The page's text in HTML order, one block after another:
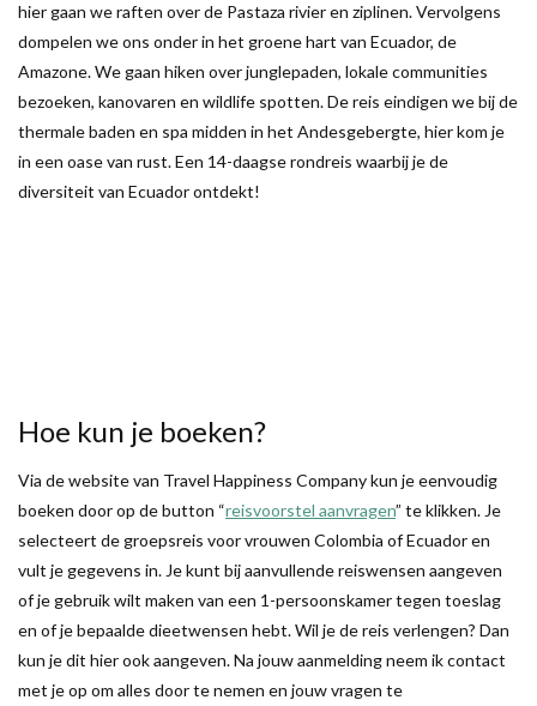
hier gaan we raften over de Pastaza rivier en ziplinen. Vervolgens
dompelen we ons onder in het groene hart van Ecuador, de
Amazone. We gaan hiken over junglepaden, lokale communities
bezoeken, kanovaren en wildlife spotten. De reis eindigen we bij de
thermale baden en spa midden in het Andesgebergte, hier kom je
in een oase van rust. Een 14-daagse rondreis waarbij je de
diversiteit van Ecuador ontdekt!
Hoe kun je boeken?
Via de website van Travel Happiness Company kun je eenvoudig
boeken door op de button “reisvoorstel aanvragen” te klikken. Je
selecteert de groepsreis voor vrouwen Colombia of Ecuador en
vult je gegevens in. Je kunt bij aanvullende reiswensen aangeven
of je gebruik wilt maken van een 1-persoonskamer tegen toeslag
en of je bepaalde dieetwensen hebt. Wil je de reis verlengen? Dan
kun je dit hier ook aangeven. Na jouw aanmelding neem ik contact
met je op om alles door te nemen en jouw vragen te